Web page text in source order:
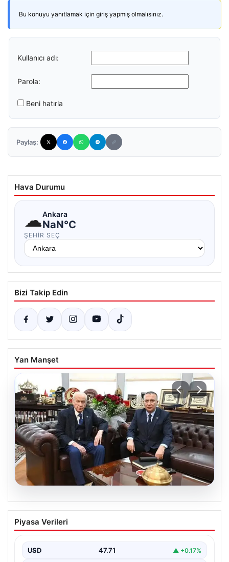
Bu konuyu yanıtlamak için giriş yapmış olmalısınız.
Kullanıcı adı:
Parola:
Beni hatırla
Paylaş:
Hava Durumu
☁Ankara
NaN°C
ŞEHIR SEÇ
Bizi Takip Edin
Yan Manşet
06.08.2026
‘Çerçeve Yasa’ya imza atmayan tek
MHP’li vekilden çarpıcı paylaşım
Piyasa Verileri
USD 47.71 ▲ +0.17%